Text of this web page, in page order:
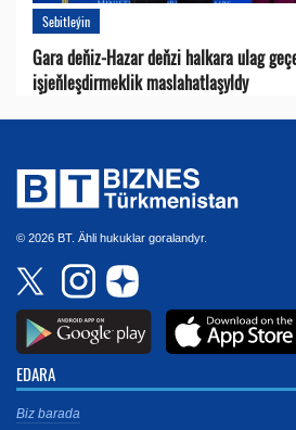
Sebitleýin
Gara deňiz-Hazar deňzi halkara ulag
işjeňleşdirmeklik maslahatlaşyldy
© 2026 BT. Ähli hukuklar goralandyr.
EDARA
Biz barada